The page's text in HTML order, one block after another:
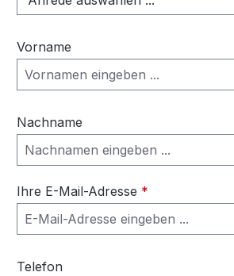
Vorname
Nachname
Ihre E-Mail-Adresse *
Telefon